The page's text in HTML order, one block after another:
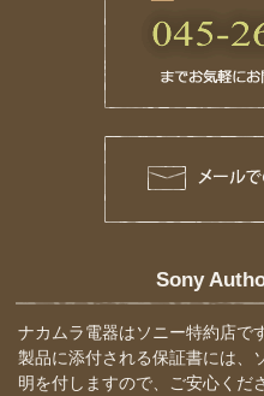
Sony
ナカムラ電器はソニー特約店で
製品に添付される保証書には、
明を付しますので、ご安心くだ